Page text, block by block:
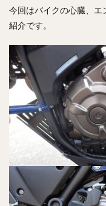
今回はバイクの心臓、
紹介です。